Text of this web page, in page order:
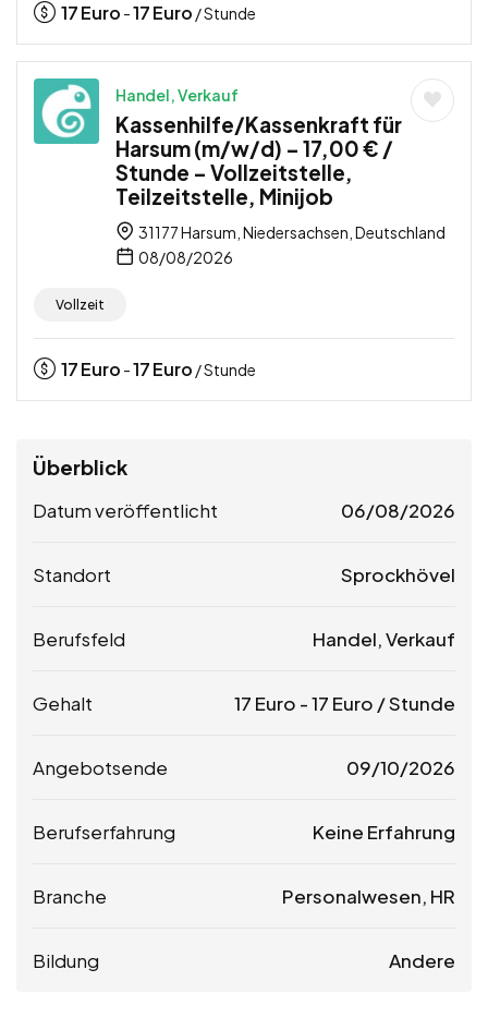
17Euro -17Euro / Stunde
Handel, Verkauf
Kassenhilfe/Kassenkraft für
Harsum (m/w/d) – 17,00 € /
Stunde – Vollzeitstelle,
Teilzeitstelle, Minijob
31177 Harsum, Niedersachsen, Deutschland
08/08/2026
Vollzeit
17Euro -17Euro / Stunde
Überblick
Datum veröffentlicht 06/08/2026
Standort Sprockhövel
Berufsfeld Handel, Verkauf
Gehalt 17 Euro -17 Euro / Stunde
Angebotsende 09/10/2026
Berufserfahrung Keine Erfahrung
Branche Personalwesen, HR
Bildung Andere